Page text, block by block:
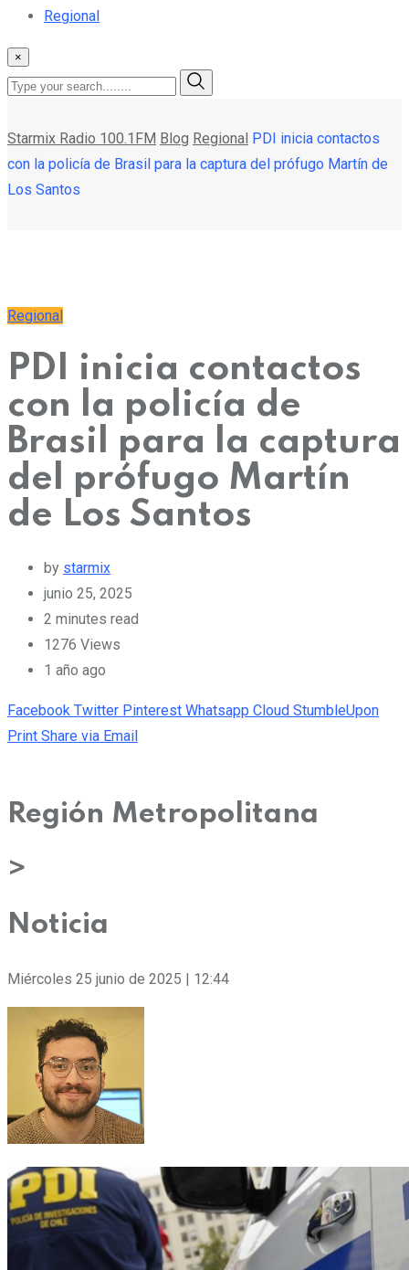
Regional
×
Starmix Radio 100.1FM Blog Regional PDI inicia contactos
con la policía de Brasil para la captura del prófugo Martín de
Los Santos
Regional
PDI inicia contactos
con la policía de
Brasil para la captura
del prófugo Martín
de Los Santos
by starmix
junio 25, 2025
2 minutes read
1276 Views
1 año ago
Facebook Twitter Pinterest Whatsapp Cloud StumbleUpon
Print Share via Email
Región Metropolitana
>
Noticia
Miércoles 25 junio de 2025 | 12:44